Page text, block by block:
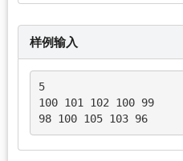
样例输入
5
100 101 102 100 99
98 100 105 103 96